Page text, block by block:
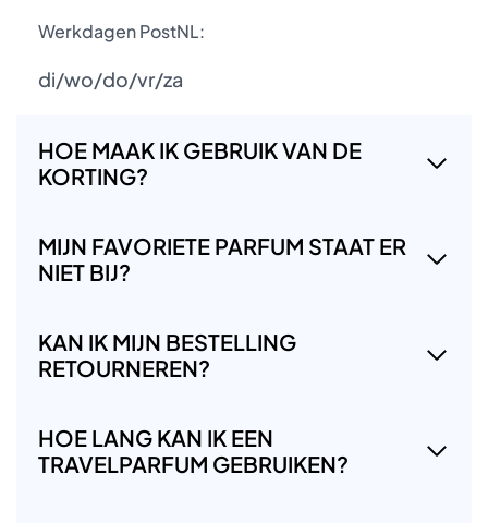
Werkdagen PostNL:
di/wo/do/vr/za
HOE MAAK IK GEBRUIK VAN DE
KORTING?
MIJN FAVORIETE PARFUM STAAT ER
NIET BIJ?
KAN IK MIJN BESTELLING
RETOURNEREN?
HOE LANG KAN IK EEN
TRAVELPARFUM GEBRUIKEN?